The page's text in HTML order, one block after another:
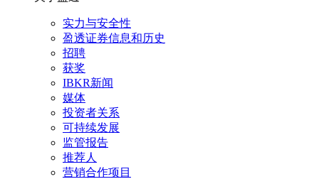
实力与安全性
盈透证券信息和历史
招聘
获奖
IBKR新闻
媒体
投资者关系
可持续发展
监管报告
推荐人
营销合作项目